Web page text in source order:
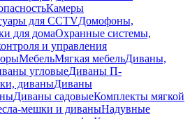
Камеры
для CCTVДомофоны,
для домаОхранные системы,
и управления
МебельМягкая мебельДиваны,
угловыеДиваны П-
диваныДиваны
Диваны садовыеКомплекты мягкой
мешки и диваныНадувные